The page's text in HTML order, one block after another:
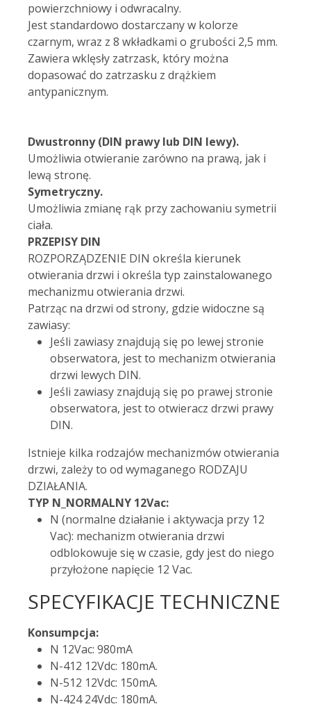
powierzchniowy i odwracalny.
Jest standardowo dostarczany w kolorze
czarnym, wraz z 8 wkładkami o grubości 2,5 mm.
Zawiera wklęsły zatrzask, który można
dopasować do zatrzasku z drążkiem
antypanicznym.
Dwustronny (DIN prawy lub DIN lewy).
Umożliwia otwieranie zarówno na prawą, jak i
lewą stronę.
Symetryczny.
Umożliwia zmianę rąk przy zachowaniu symetrii
ciała.
PRZEPISY DIN
ROZPORZĄDZENIE DIN określa kierunek
otwierania drzwi i określa typ zainstalowanego
mechanizmu otwierania drzwi.
Patrząc na drzwi od strony, gdzie widoczne są
zawiasy:
Jeśli zawiasy znajdują się po lewej stronie
obserwatora, jest to mechanizm otwierania
drzwi lewych DIN.
Jeśli zawiasy znajdują się po prawej stronie
obserwatora, jest to otwieracz drzwi prawy
DIN.
Istnieje kilka rodzajów mechanizmów otwierania
drzwi, zależy to od wymaganego RODZAJU
DZIAŁANIA.
TYP N_NORMALNY 12Vac:
N (normalne działanie i aktywacja przy 12
Vac): mechanizm otwierania drzwi
odblokowuje się w czasie, gdy jest do niego
przyłożone napięcie 12 Vac.
SPECYFIKACJE TECHNICZNE
Konsumpcja:
N 12Vac: 980mA
N-412 12Vdc: 180mA.
N-512 12Vdc: 150mA.
N-424 24Vdc: 180mA.